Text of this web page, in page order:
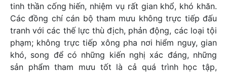
tinh thần cống hiến, nhiệm vụ rất gian khổ, khó khăn.
Các đồng chí cán bộ tham mưu không trực tiếp đấu
tranh với các thế lực thù địch, phản động, các loại tội
phạm; không trực tiếp xông pha nơi hiểm nguy, gian
khó, song để có những kiến nghị xác đáng, những
sản phẩm tham mưu tốt là cả quá trình học tập,